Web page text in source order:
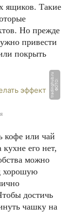
ящиков. Такие
Но прежде
привести
покрыть
Ф
О
Т
О:
t
r
a
di
n
g
h
u
b.
r
u
кофе или чай
его нет,
можно
хорошую
достичь
чашку на